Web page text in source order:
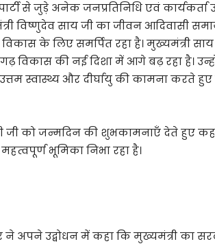
से जुड़े अनेक जनप्रतिनिधि एवं
विष्णुदेव साय जी का जीवन आदिवासी
के लिए समर्पित रहा है। मुख्यमंत्री
विकास की नई दिशा में आगे बढ़ रहा है।
स्वास्थ्य और दीर्घायु की कामना करते हुए
जी को जन्मदिन की शुभकामनाएँ देते हुए
भूमिका निभा रहा है।
ने अपने उद्बोधन में कहा कि मुख्यमंत्री का